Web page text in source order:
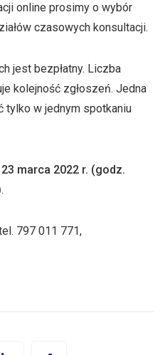
online prosimy o wybór
czasowych konsultacji.
jest bezpłatny. Liczba
kolejność zgłoszeń. Jedna
tylko w jednym spotkaniu
23 marca 2022 r. (godz.
.
797 011 771,